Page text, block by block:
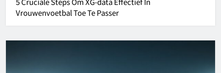
Vrouwenvoetbal Toe Te Passer